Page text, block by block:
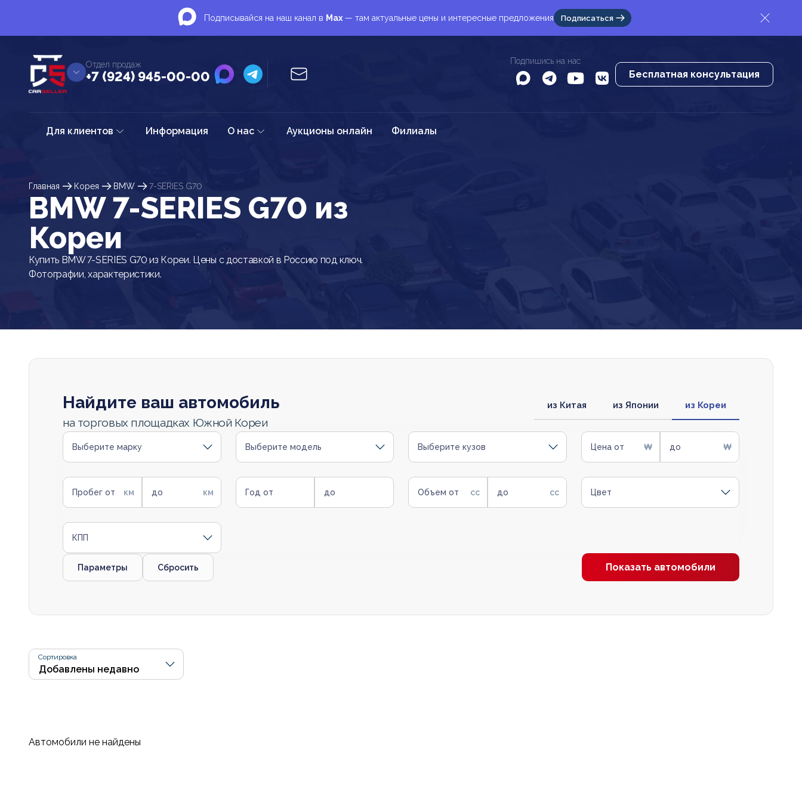
Подписывайся на наш канал в Max — там актуальные цены и интересные предложения Подписаться
Отдел продаж
+7 (924) 945-00-00
Подпишись на нас
Бесплатная консультация
Для клиентов Информация О нас Аукционы онлайн Филиалы
Главная Корея BMW 7-SERIES G70
BMW 7-SERIES G70 из
Кореи
Купить BMW 7-SERIES G70 из Кореи. Цены с доставкой в Россию под ключ.
Фотографии, характеристики.
Найдите ваш автомобиль
на торговых площадках Южной Кореи
из Китая из Японии из Кореи
Выберите марку Выберите модель Выберите кузов Цена от до
Пробег от до Год от до Объем от до Цвет
КПП
Параметры Сбросить Показать автомобили
Сортировка
Автомобили не найдены